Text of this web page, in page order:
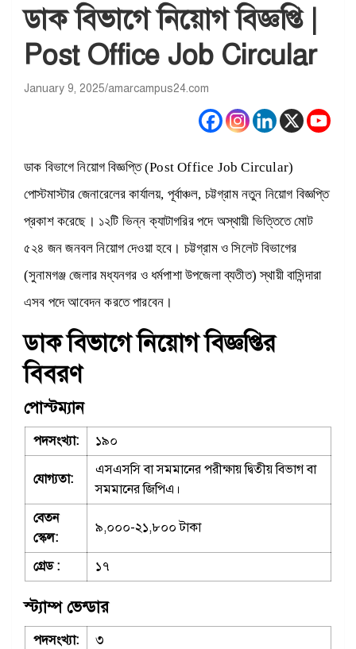
ডাক বিভাগে নিয়োগ বিজ্ঞপ্তি |
Post Office Job Circular
January 9, 2025 amarcampus24.com
ডাক বিভাগে নিয়োগ বিজ্ঞপ্তি (Post Office Job Circular)
পোস্টমাস্টার জেনারেলের কার্যালয়, পূর্বাঞ্চল, চট্টগ্রাম নতুন নিয়োগ বিজ্ঞপ্তি
প্রকাশ করেছে। ১২টি ভিন্ন ক্যাটাগরির পদে অস্থায়ী ভিত্তিতে মোট
৫২৪ জন জনবল নিয়োগ দেওয়া হবে। চট্টগ্রাম ও সিলেট বিভাগের
(সুনামগঞ্জ জেলার মধ্যনগর ও ধর্মপাশা উপজেলা ব্যতীত) স্থায়ী বাসিন্দারা
এসব পদে আবেদন করতে পারবেন।
ডাক বিভাগে নিয়োগ বিজ্ঞপ্তির
বিবরণ
পোস্টম্যান
পদসংখ্যা: ১৯০
যোগ্যতা:
এসএসসি বা সমমানের পরীক্ষায় দ্বিতীয় বিভাগ বা
সমমানের জিপিএ।
বেতন
স্কেল:
৯,০০০-২১,৮০০ টাকা
গ্রেড : ১৭
স্ট্যাম্প ভেন্ডার
পদসংখ্যা: ৩